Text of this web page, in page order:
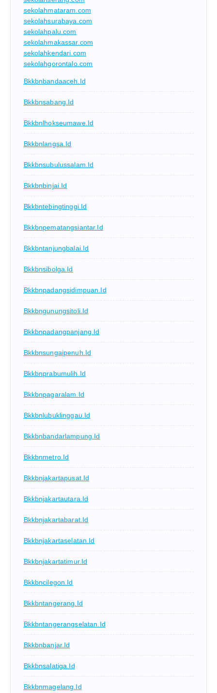
sekolahmataram.com
sekolahsurabaya.com
sekolahpalu.com
sekolahmakassar.com
sekolahkendari.com
sekolahgorontalo.com
Bkkbnbandaaceh.id
Bkkbnsabang.id
Bkkbnlhokseumawe.id
Bkkbnlangsa.id
Bkkbnsubulussalam.id
Bkkbnbinjai.id
Bkkbntebingtinggi.id
Bkkbnpematangsiantar.id
Bkkbntanjungbalai.id
Bkkbnsibolga.id
Bkkbnpadangsidimpuan.id
Bkkbngunungsitoli.id
Bkkbnpadangpanjang.id
Bkkbnsungaipenuh.id
Bkkbnprabumulih.id
Bkkbnpagaralam.id
Bkkbnlubuklinggau.id
Bkkbnbandarlampung.id
Bkkbnmetro.id
Bkkbnjakartapusat.id
Bkkbnjakartautara.id
Bkkbnjakartabarat.id
Bkkbnjakartaselatan.id
Bkkbnjakartatimur.id
Bkkbncilegon.id
Bkkbntangerang.id
Bkkbntangerangselatan.id
Bkkbnbanjar.id
Bkkbnsalatiga.id
Bkkbnmagelang.id